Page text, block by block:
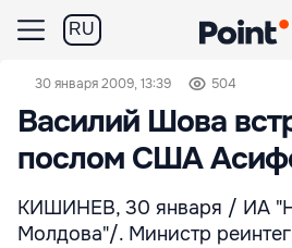
RU
30 января 2009, 13:39 504
Василий Шова
послом США
КИШИНЕВ, 30 января / ИА
Молдова"/. Министр